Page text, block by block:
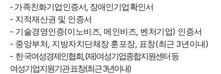
- 가족친화기업인증서, 장애인기업확인서
- 지적재산권 및 인증서
- 기술경영인증(이노비즈, 메인비즈, 벤처기업) 인증서
- 중앙부처, 지방자치단체장 훈포장, 표창(최근 3년이내)
- 한국여성경제인협회, (재)여성기업종합지원센터 등
여성기업지원기관 표창(최근3년이내)